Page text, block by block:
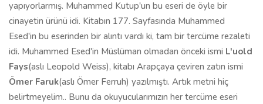
yapıyorlarmış. Muhammed Kutup'un bu eseri de öyle bir
cinayetin ürünü idi. Kitabın 177. Sayfasında Muhammed
Esed'in bu eserinden bir alıntı vardı ki, tam bir tercüme rezaleti
idi. Muhammed Esed'in Müslüman olmadan önceki ismi L'uold
Fays(aslı Leopold Weiss), kitabı Arapçaya çeviren zatın ismi
Ömer Faruk(aslı Ömer Ferruh) yazılmıştı. Artık metni hiç
belirtmeyelim.. Bunu da okuyucularımızın her tercüme eseri